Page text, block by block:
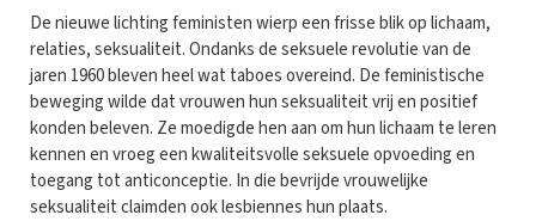
De nieuwe lichting feministen wierp een frisse blik op lichaam,
relaties, seksualiteit. Ondanks de seksuele revolutie van de
jaren 1960 bleven heel wat taboes overeind. De feministische
beweging wilde dat vrouwen hun seksualiteit vrij en positief
konden beleven. Ze moedigde hen aan om hun lichaam te leren
kennen en vroeg een kwaliteitsvolle seksuele opvoeding en
toegang tot anticonceptie. In die bevrijde vrouwelijke
seksualiteit claimden ook lesbiennes hun plaats.